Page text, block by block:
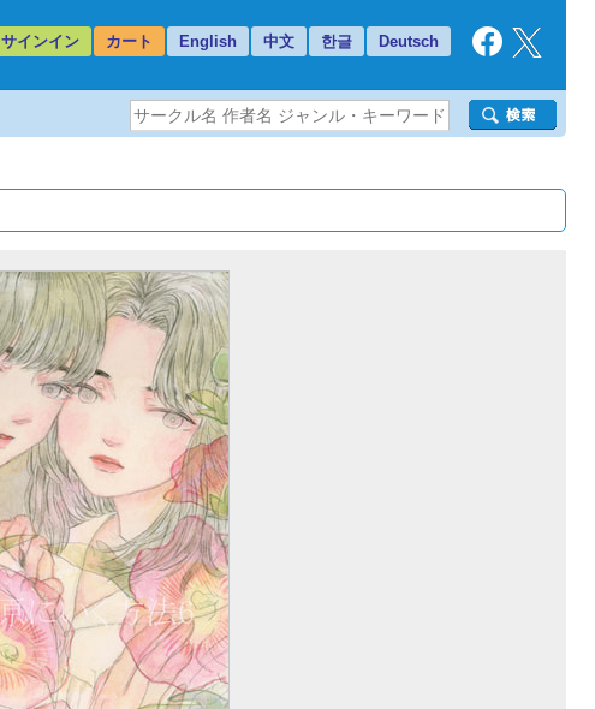
サインイン カート English 中文 한글 Deutsch